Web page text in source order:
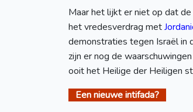
Maar het lijkt er niet op dat
het vredesverdrag met
demonstraties tegen Israël in
zijn er nog de
ooit het Heilige der Heiligen
Een nieuwe intifada?